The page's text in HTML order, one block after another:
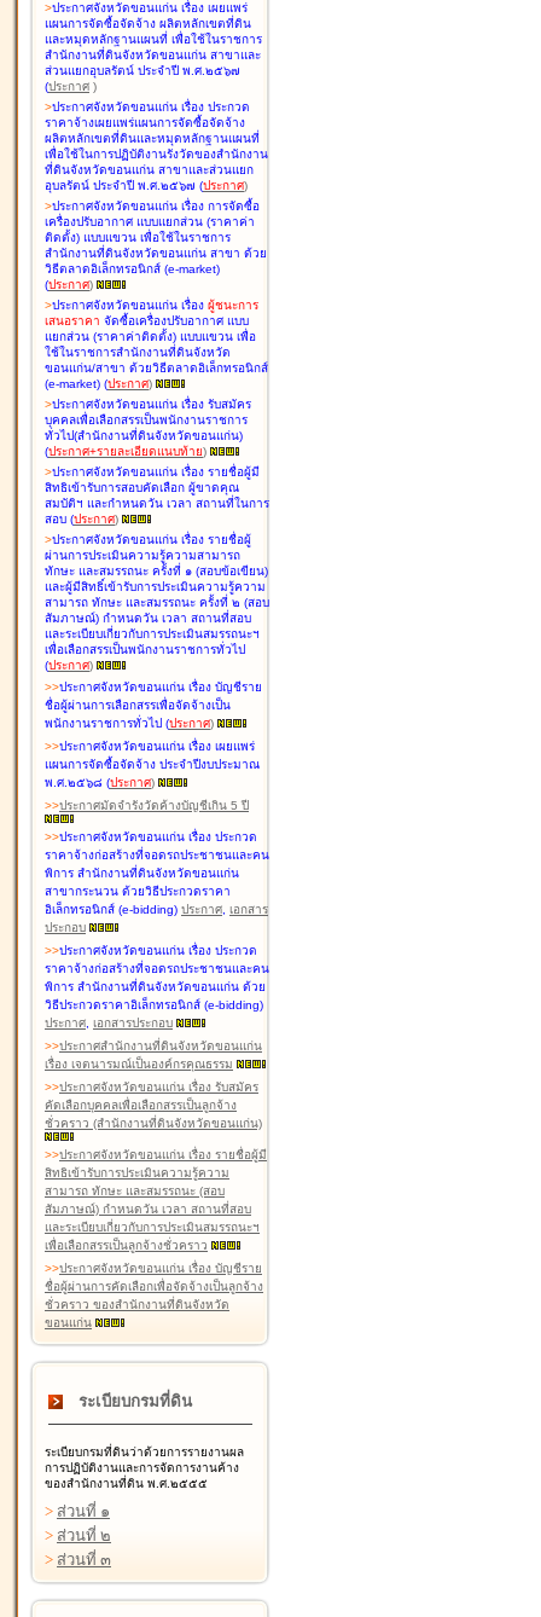
>ประกาศจังหวัดขอนแก่น เรื่อง เผยแพร่
แผนการจัดซื้อจัดจ้าง ผลิตหลักเขตที่ดิน
และหมุดหลักฐานแผนที่ เพื่อใช้ในราชการ
สำนักงานที่ดินจังหวัดขอนแก่น สาขาและ
ส่วนแยกอุบลรัตน์ ประจำปี พ.ศ.๒๕๖๗
(ประกาศ )
>ประกาศจังหวัดขอนแก่น เรื่อง ประกวด
ราคาจ้างเผยแพร่แผนการจัดซื้อจัดจ้าง
ผลิตหลักเขตที่ดินและหมุดหลักฐานแผนที่
เพื่อใช้ในการปฏิบัติงานรังวัดของสำนักงาน
ที่ดินจังหวัดขอนแก่น สาขาและส่วนแยก
อุบลรัตน์ ประจำปี พ.ศ.๒๕๖๗ (ประกาศ)
>ประกาศจังหวัดขอนแก่น เรื่อง การจัดซื้อ
เครื่องปรับอากาศ แบบแยกส่วน (ราคาค่า
ติดตั้ง) แบบแขวน เพื่อใช้ในราชการ
สำนักงานที่ดินจังหวัดขอนแก่น สาขา ด้วย
วิธีตลาดอิเล็กทรอนิกส์ (e-market)
(ประกาศ)
>ประกาศจังหวัดขอนแก่น เรื่อง ผู้ชนะการ
เสนอราคา จัดซื้อเครื่องปรับอากาศ แบบ
แยกส่วน (ราคาค่าติดตั้ง) แบบแขวน เพื่อ
ใช้ในราชการสำนักงานที่ดินจังหวัด
ขอนแก่น/สาขา ด้วยวิธีตลาดอิเล็กทรอนิกส์
(e-market) (ประกาศ)
>ประกาศจังหวัดขอนแก่น เรื่อง รับสมัคร
บุคคลเพื่อเลือกสรรเป็นพนักงานราชการ
ทั่วไป(สำนักงานที่ดินจังหวัดขอนแก่น)
(ประกาศ+รายละเอียดแนบท้าย)
>ประกาศจังหวัดขอนแก่น เรื่อง รายชื่อผู้มี
สิทธิเข้ารับการสอบคัดเลือก ผู้ขาดคุณ
สมบัติฯ และกำหนดวัน เวลา สถานที่ในการ
สอบ (ประกาศ)
>ประกาศจังหวัดขอนแก่น เรื่อง รายชื่อผู้
ผ่านการประเมินความรู้ความสามารถ
ทักษะ และสมรรถนะ ครั้งที่ ๑ (สอบข้อเขียน)
และผู้มีสิทธิ์เข้ารับการประเมินความรู้ความ
สามารถ ทักษะ และสมรรถนะ ครั้งที่ ๒ (สอบ
สัมภาษณ์) กำหนดวัน เวลา สถานที่สอบ
และระเบียบเกี่ยวกับการประเมินสมรรถนะฯ
เพื่อเลือกสรรเป็นพนักงานราชการทั่วไป
(ประกาศ)
>>ประกาศจังหวัดขอนแก่น เรื่อง บัญชีราย
ชื่อผู้ผ่านการเลือกสรรเพื่อจัดจ้างเป็น
พนักงานราชการทั่วไป (ประกาศ)
>>ประกาศจังหวัดขอนแก่น เรื่อง เผยแพร่
แผนการจัดซื้อจัดจ้าง ประจำปีงบประมาณ
พ.ศ.๒๕๖๘ (ประกาศ)
>>ประกาศมัดจำรังวัดค้างบัญชีเกิน 5 ปี
>>ประกาศจังหวัดขอนแก่น เรื่อง ประกวด
ราคาจ้างก่อสร้างที่จอดรถประชาชนและคน
พิการ สำนักงานที่ดินจังหวัดขอนแก่น
สาขากระนวน ด้วยวิธีประกวดราคา
อิเล็กทรอนิกส์ (e-bidding) ประกาศ, เอกสาร
ประกอบ
>>ประกาศจังหวัดขอนแก่น เรื่อง ประกวด
ราคาจ้างก่อสร้างที่จอดรถประชาชนและคน
พิการ สำนักงานที่ดินจังหวัดขอนแก่น ด้วย
วิธีประกวดราคาอิเล็กทรอนิกส์ (e-bidding)
ประกาศ, เอกสารประกอบ
>>ประกาศสำนักงานที่ดินจังหวัดขอนแก่น
เรื่อง เจตนารมณ์เป็นองค์กรคุณธรรม
>>ประกาศจังหวัดขอนแก่น เรื่อง รับสมัคร
คัดเลือกบุคคลเพื่อเลือกสรรเป็นลูกจ้าง
ชั่วคราว (สำนักงานที่ดินจังหวัดขอนแก่น)
>>ประกาศจังหวัดขอนแก่น เรื่อง รายชื่อผู้มี
สิทธิเข้ารับการประเมินความรู้ความ
สามารถ ทักษะ และสมรรถนะ (สอบ
สัมภาษณ์) กำหนดวัน เวลา สถานที่สอบ
และระเบียบเกี่ยวกับการประเมินสมรรถนะฯ
เพื่อเลือกสรรเป็นลูกจ้างชั่วคราว
>>ประกาศจังหวัดขอนแก่น เรื่อง บัญชีราย
ชื่อผู้ผ่านการคัดเลือกเพื่อจัดจ้างเป็นลูกจ้าง
ชั่วคราว ของสำนักงานที่ดินจังหวัด
ขอนแก่น
ระเบียบกรมที่ดิน
ระเบียบกรมที่ดินว่าด้วยการรายงานผล
การปฏิบัติงานและการจัดการงานค้าง
ของสำนักงานที่ดิน พ.ศ.๒๕๕๕
> ส่วนที่ ๑
> ส่วนที่ ๒
> ส่วนที่ ๓